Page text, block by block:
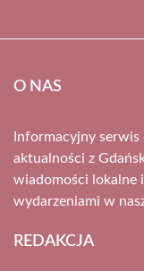
O NAS
Informacyjny serwis
aktualności z
wiadomości lokalne
wydarzeniami w
REDAKCJA